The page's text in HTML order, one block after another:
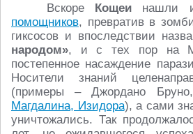
Вскоре Кощеи нашли
помощников, превратив в
гиксосов и впоследствии
народом», и с тех пор на
постепенное насаждение
Носители знаний
(примеры – Джордано
Магдалина, Изидора), а сами
уничтожались. Так